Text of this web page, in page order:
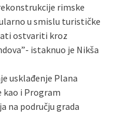
rimske
u smislu turističke
ostvariti kroz
istaknuo je Nikša
usklađenje Plana
kao i Program
na području grada